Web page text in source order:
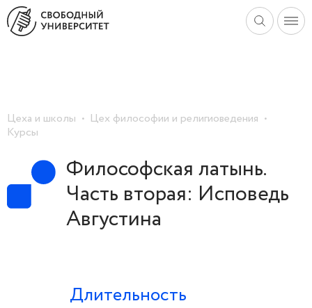
Цеха и школы
Цех философии и религиоведения
Курсы
Философская латынь.
Часть вторая: Исповедь
Августина
Длительность